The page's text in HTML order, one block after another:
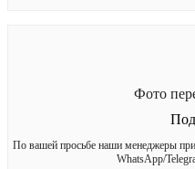
Фото
По вашей просьбе наши менеджеры
WhatsApp/